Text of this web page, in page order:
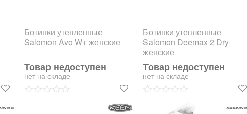
Ботинки утепленные
Salomon Avo W+ женские
Товар недоступен
нет на складе
Ботинки утепленные
Salomon Deemax 2 Dry
женские
Товар недоступен
нет на складе